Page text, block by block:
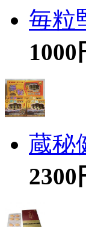
毎粒
1000
蔵秘
2300